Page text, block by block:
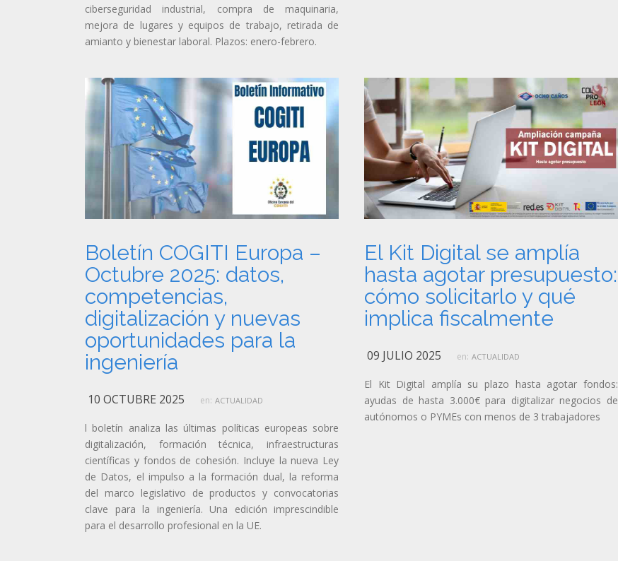
ciberseguridad industrial, compra de maquinaria,
mejora de lugares y equipos de trabajo, retirada de
amianto y bienestar laboral. Plazos: enero-febrero.
Boletín COGITI Europa –
Octubre 2025: datos,
competencias,
digitalización y nuevas
oportunidades para la
ingeniería
10 OCTUBRE 2025 en: ACTUALIDAD
l boletín analiza las últimas políticas europeas sobre
digitalización, formación técnica, infraestructuras
científicas y fondos de cohesión. Incluye la nueva Ley
de Datos, el impulso a la formación dual, la reforma
del marco legislativo de productos y convocatorias
clave para la ingeniería. Una edición imprescindible
para el desarrollo profesional en la UE.
El Kit Digital se amplía
hasta agotar presupuesto:
cómo solicitarlo y qué
implica fiscalmente
09 JULIO 2025 en: ACTUALIDAD
El Kit Digital amplía su plazo hasta agotar fondos:
ayudas de hasta 3.000€ para digitalizar negocios de
autónomos o PYMEs con menos de 3 trabajadores